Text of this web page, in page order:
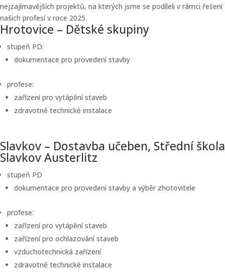
nejzajímavějších projektů, na kterých jsme se podíleli v rámci řešení
našich profesí v roce 2025.
Hrotovice – Dětské skupiny
stupeň PD:
dokumentace pro provedení stavby
profese:
zařízení pro vytápění staveb
zdravotně technické instalace
Slavkov – Dostavba učeben, Střední škola
Slavkov Austerlitz
stupeň PD
dokumentace pro provedení stavby a výběr zhotovitele
profese:
zařízení pro vytápění staveb
zařízení pro ochlazování staveb
vzduchotechnická zařízení
zdravotně technické instalace